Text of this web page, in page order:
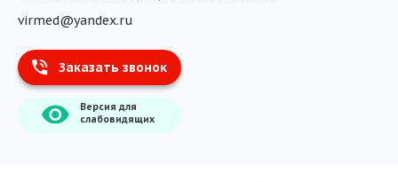
Тест на хеликобактер
Информация
О компании
virmed@yandex.ru
Заказать звонок
Версия для
слабовидящих